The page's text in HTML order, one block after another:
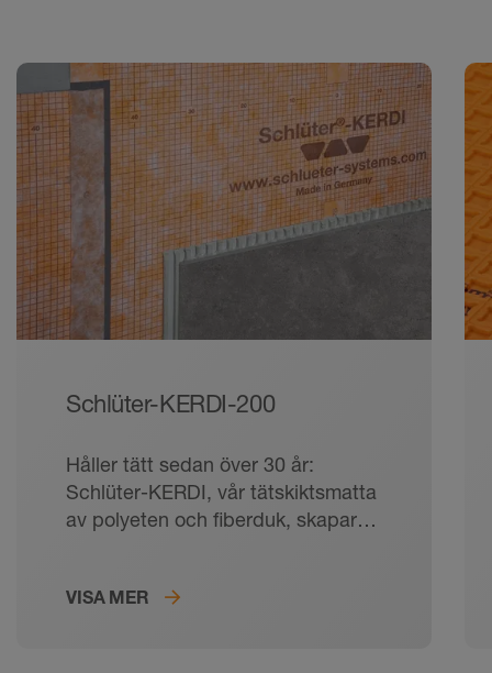
Schlüter-KERDI-200
Håller tätt sedan över 30 år:
Schlüter-KERDI, vår tätskiktsmatta
av polyeten och fiberduk, skapar
VISA MER